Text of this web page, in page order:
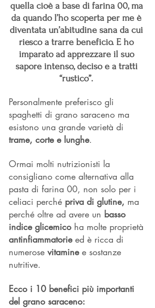
quella cioè a base di farina 00, ma
da quando l’ho scoperta per me è
diventata un’abitudine sana da cui
riesco a trarre beneficio. E ho
imparato ad apprezzare il suo
sapore intenso, deciso e a tratti
“rustico”.
Personalmente preferisco gli
spaghetti di grano saraceno ma
esistono una grande varietà di
trame, corte e lunghe.
Ormai molti nutrizionisti la
consigliano come alternativa alla
pasta di farina 00, non solo per i
celiaci perché priva di glutine, ma
perché oltre ad avere un basso
indice glicemico ha molte proprietà
antinfiammatorie ed è ricca di
numerose vitamine e sostanze
nutritive.
Ecco i 10 benefici più importanti
del grano saraceno: